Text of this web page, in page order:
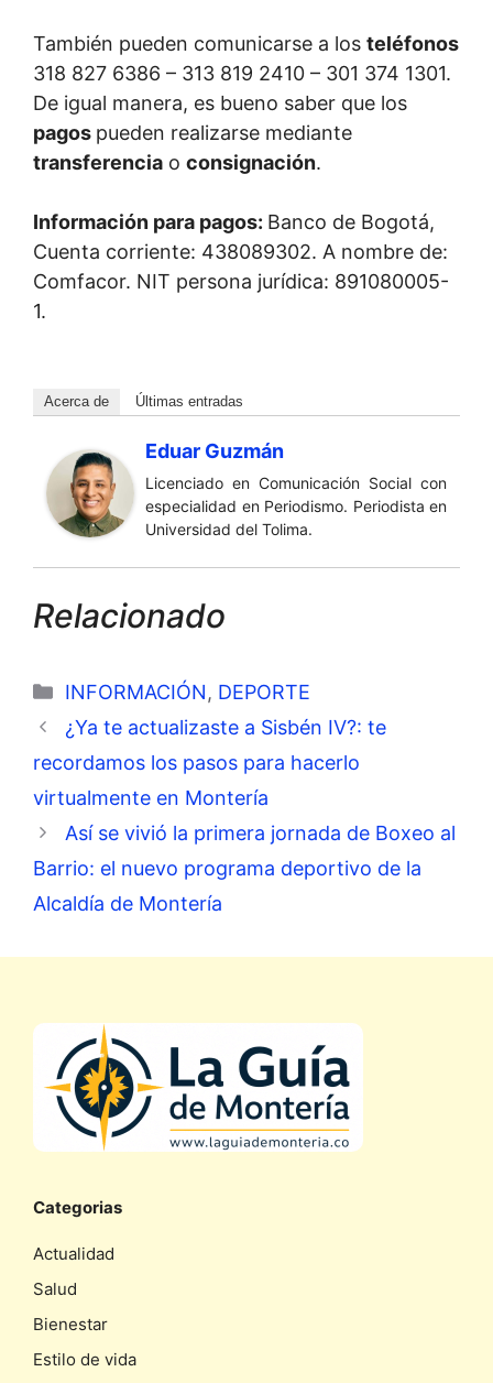
También pueden comunicarse a los teléfonos
318 827 6386 – 313 819 2410 – 301 374 1301.
De igual manera, es bueno saber que los
pagos pueden realizarse mediante
transferencia o consignación.
Información para pagos: Banco de Bogotá,
Cuenta corriente: 438089302. A nombre de:
Comfacor. NIT persona jurídica: 891080005-
1.
Acerca de Últimas entradas
Eduar Guzmán
Licenciado en Comunicación Social con
especialidad en Periodismo. Periodista en
Universidad del Tolima.
Relacionado
Categorías
INFORMACIÓN, DEPORTE
¿Ya te actualizaste a Sisbén IV?: te
recordamos los pasos para hacerlo
virtualmente en Montería
Así se vivió la primera jornada de Boxeo al
Barrio: el nuevo programa deportivo de la
Alcaldía de Montería
Categorias
Actualidad
Salud
Bienestar
Estilo de vida